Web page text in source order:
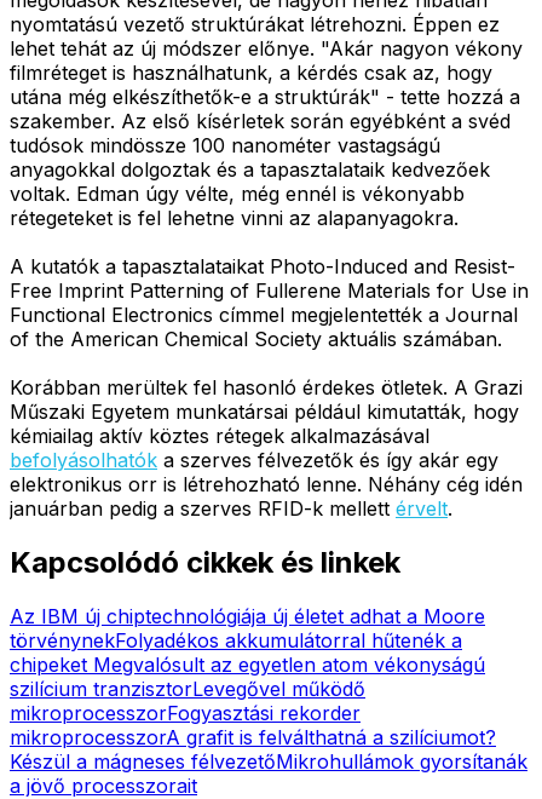
nyomtatású vezető struktúrákat létrehozni. Éppen ez
lehet tehát az új módszer előnye. "Akár nagyon vékony
filmréteget is használhatunk, a kérdés csak az, hogy
utána még elkészíthetők-e a struktúrák" - tette hozzá a
szakember. Az első kísérletek során egyébként a svéd
tudósok mindössze 100 nanométer vastagságú
anyagokkal dolgoztak és a tapasztalataik kedvezőek
voltak. Edman úgy vélte, még ennél is vékonyabb
rétegeteket is fel lehetne vinni az alapanyagokra.
A kutatók a tapasztalataikat Photo-Induced and Resist-
Free Imprint Patterning of Fullerene Materials for Use in
Functional Electronics címmel megjelentették a Journal
of the American Chemical Society aktuális számában.
Korábban merültek fel hasonló érdekes ötletek. A Grazi
Műszaki Egyetem munkatársai például kimutatták, hogy
kémiailag aktív köztes rétegek alkalmazásával
befolyásolhatók a szerves félvezetők és így akár egy
elektronikus orr is létrehozható lenne. Néhány cég idén
januárban pedig a szerves RFID-k mellett érvelt.
Kapcsolódó cikkek és linkek
Az IBM új chiptechnológiája új életet adhat a Moore
törvénynekFolyadékos akkumulátorral hűtenék a
chipeket Megvalósult az egyetlen atom vékonyságú
szilícium tranzisztorLevegővel működő
mikroprocesszorFogyasztási rekorder
mikroprocesszorA grafit is felválthatná a szilíciumot?
Készül a mágneses félvezetőMikrohullámok gyorsítanák
a jövő processzorait